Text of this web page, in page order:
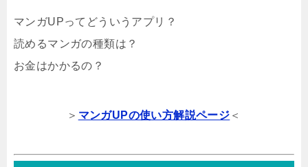
マンガUPってどういうアプリ？
読めるマンガの種類は？
お金はかかるの？
＞ マンガUPの使い方解説ページ ＜